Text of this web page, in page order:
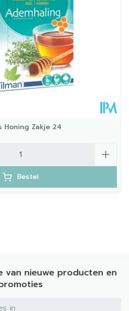
Kamertemperatuur (15°C
- 25°C)
Honing Zakje 24
Bestel
van nieuwe producten en